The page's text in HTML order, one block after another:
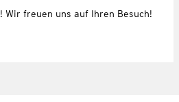
Wir freuen uns auf Ihren Besuch!